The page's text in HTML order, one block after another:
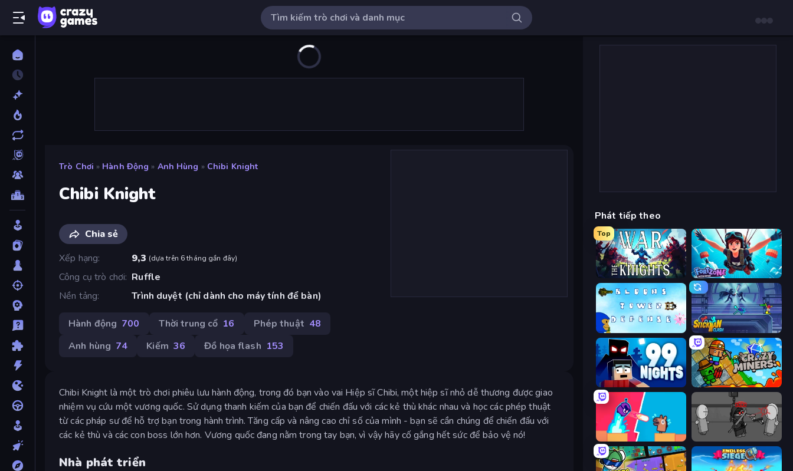
Trò Chơi » Hành Động » Anh Hùng » Chibi Knight
Chibi Knight
Chia sẻ
Xếp hạng
9,3 (dựa trên 6 tháng gần đây)
Công cụ trò chơi Ruffle
Nền tảng
Trình duyệt (chỉ dành cho máy tính để bàn)
Hành động 700 Thời trung cổ 16 Phép thuật 48
Anh hùng 74 Kiếm 36 Đồ họa flash 153
Chibi Knight là một trò chơi phiêu lưu hành động, trong đó bạn vào vai Hiệp sĩ Chibi, một hiệp sĩ nhỏ dễ thương được giao
nhiệm vụ cứu một vương quốc. Sử dụng thanh kiếm của bạn để chiến đấu với các kẻ thù khác nhau và học các phép thuật
từ các pháp sư để hỗ trợ bạn trong hành trình. Tăng cấp và nâng cao chỉ số của mình - bạn sẽ cần chúng để chiến đấu với
các kẻ thù và các con boss lớn hơn. Vương quốc đang nằm trong tay bạn, vì vậy hãy cố gắng hết sức để bảo vệ nó!
Nhà phát triển
Phát tiếp theo
Top
War the Knights Fortzone Battle Royale
Stickman Clash
99 Nights (Bloxd.io) Crazy Miners
Boom Slingers ReBoom Madness Project Nexus